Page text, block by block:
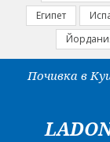
За нас
данни
Египет
Почивка в